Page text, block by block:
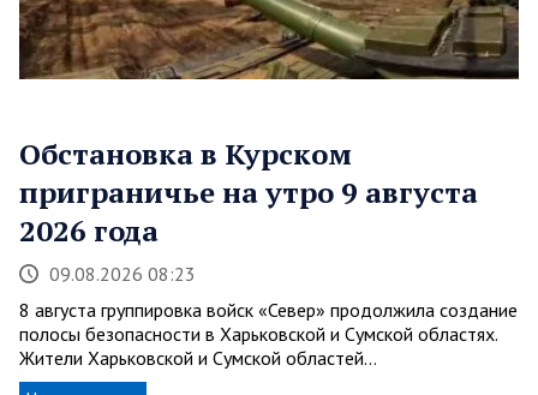
Обстановка в Курском
приграничье на утро 9 августа
2026 года
09.08.2026 08:23
8 августа группировка войск «Север» продолжила создание
полосы безопасности в Харьковской и Сумской областях.
Жители Харьковской и Сумской областей…